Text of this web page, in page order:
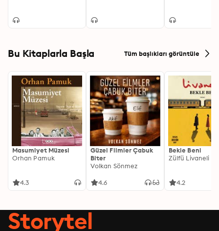
Bu Kitaplarla Başla Tüm başlıkları görüntüle
Masumiyet Müzesi
Orhan Pamuk
4.3
Güzel Filmler Çabuk
Biter
Volkan Sönmez
4.6
Bekle Beni
Zülfü Livaneli
4.2
Storytel